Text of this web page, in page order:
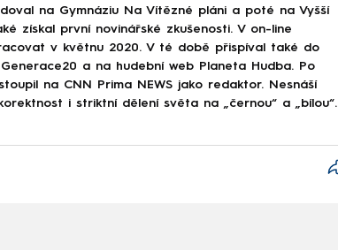
na Gymnáziu Na Vítězné pláni a poté na Vyšší
získal první novinářské zkušenosti. V on-line
v květnu 2020. V té době přispíval také do
a na hudební web Planeta Hudba. Po
na CNN Prima NEWS jako redaktor. Nesnáší
i striktní dělení světa na „černou“ a „bílou“.